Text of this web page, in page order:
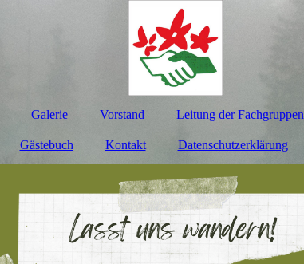
Galerie Vorstand Leitung der Fachgruppen
Gästebuch Kontakt Datenschutzerklärung